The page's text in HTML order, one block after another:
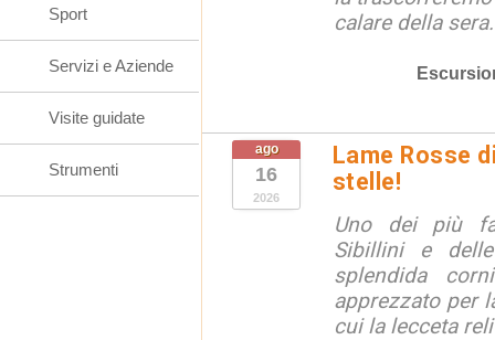
calare della
ago
16
2026
Lame Rosse
stelle!
Uno dei più
Sibillini e
splendida
apprezzato per
cui la lecceta
Sport
Servizi e Aziende
Visite guidate
Strumenti